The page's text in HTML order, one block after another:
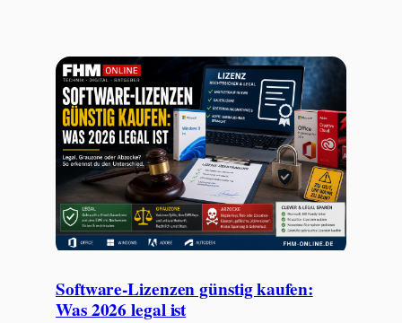
Software-Lizenzen günstig kaufen:
Was 2026 legal ist